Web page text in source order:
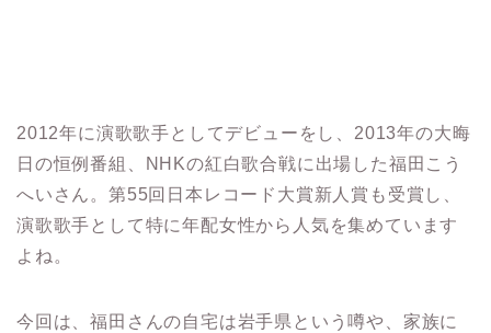
2012年に演歌歌手としてデビューをし、2013年の大晦
日の恒例番組、NHKの紅白歌合戦に出場した福田こう
へいさん。第55回日本レコード大賞新人賞も受賞し、
演歌歌手として特に年配女性から人気を集めています
よね。
今回は、福田さんの自宅は岩手県という噂や、家族に